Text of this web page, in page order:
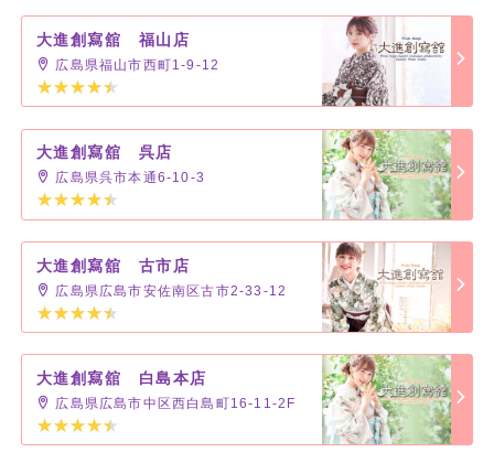
大進創寫舘 福山店
広島県福山市西町1-9-12
大進創寫舘 呉店
広島県呉市本通6-10-3
大進創寫舘 古市店
広島県広島市安佐南区古市2-33-12
大進創寫舘 白島本店
広島県広島市中区西白島町16-11-2F